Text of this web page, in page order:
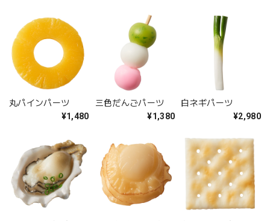
丸パインパーツ
¥1,480
三色だんごパーツ
¥1,380
白ネギパーツ
¥2,980